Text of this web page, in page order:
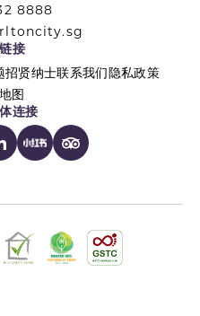
8888
接
招贤纳士联系我们隐私政策
图
连接